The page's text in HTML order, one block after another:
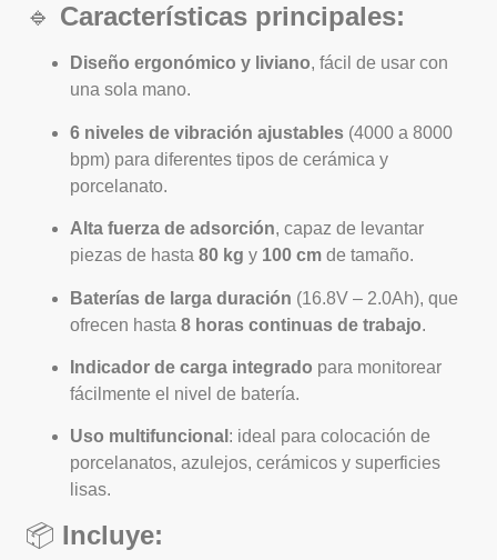
🔹 Características principales:
Diseño ergonómico y liviano, fácil de usar con
una sola mano.
6 niveles de vibración ajustables (4000 a 8000
bpm) para diferentes tipos de cerámica y
porcelanato.
Alta fuerza de adsorción, capaz de levantar
piezas de hasta80 kg y 100 cm de tamaño.
Baterías de larga duración (16.8V – 2.0Ah), que
ofrecen hasta8 horas continuas de trabajo.
Indicador de carga integrado para monitorear
fácilmente el nivel de batería.
Uso multifuncional : ideal para colocación de
porcelanatos, azulejos, cerámicos y superficies
lisas.
📦 Incluye: